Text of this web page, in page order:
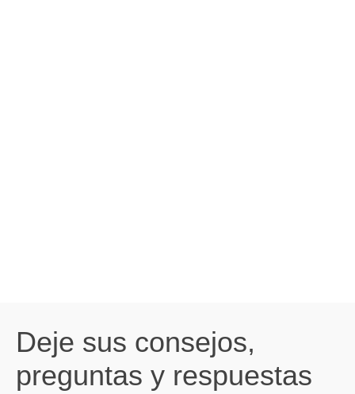
Deje sus consejos,
preguntas y respuestas